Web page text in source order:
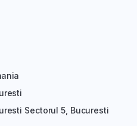
Sectorul 5, Bucuresti